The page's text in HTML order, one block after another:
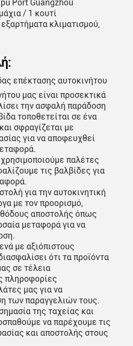
Port Guangzhou
/ 1 κουτί
κλιματισμού,
επέκτασης αυτοκινήτου
μας είναι προσεκτικά
την ασφαλή παράδοση
τοποθετείται σε ένα
σφραγίζεται με
για να αποφευχθεί
παλέτες
τις βαλβίδες για
για την αυτοκινητική
με τον προορισμό,
αποστολής όπως
μεταφορά για να
με αξιόπιστους
ότι τα προϊόντα
σε τέλεια
πληροφορίες
μας για να
των παραγγελιών τους.
της ταχείας και
να παρέχουμε τις
και αποστολής στους